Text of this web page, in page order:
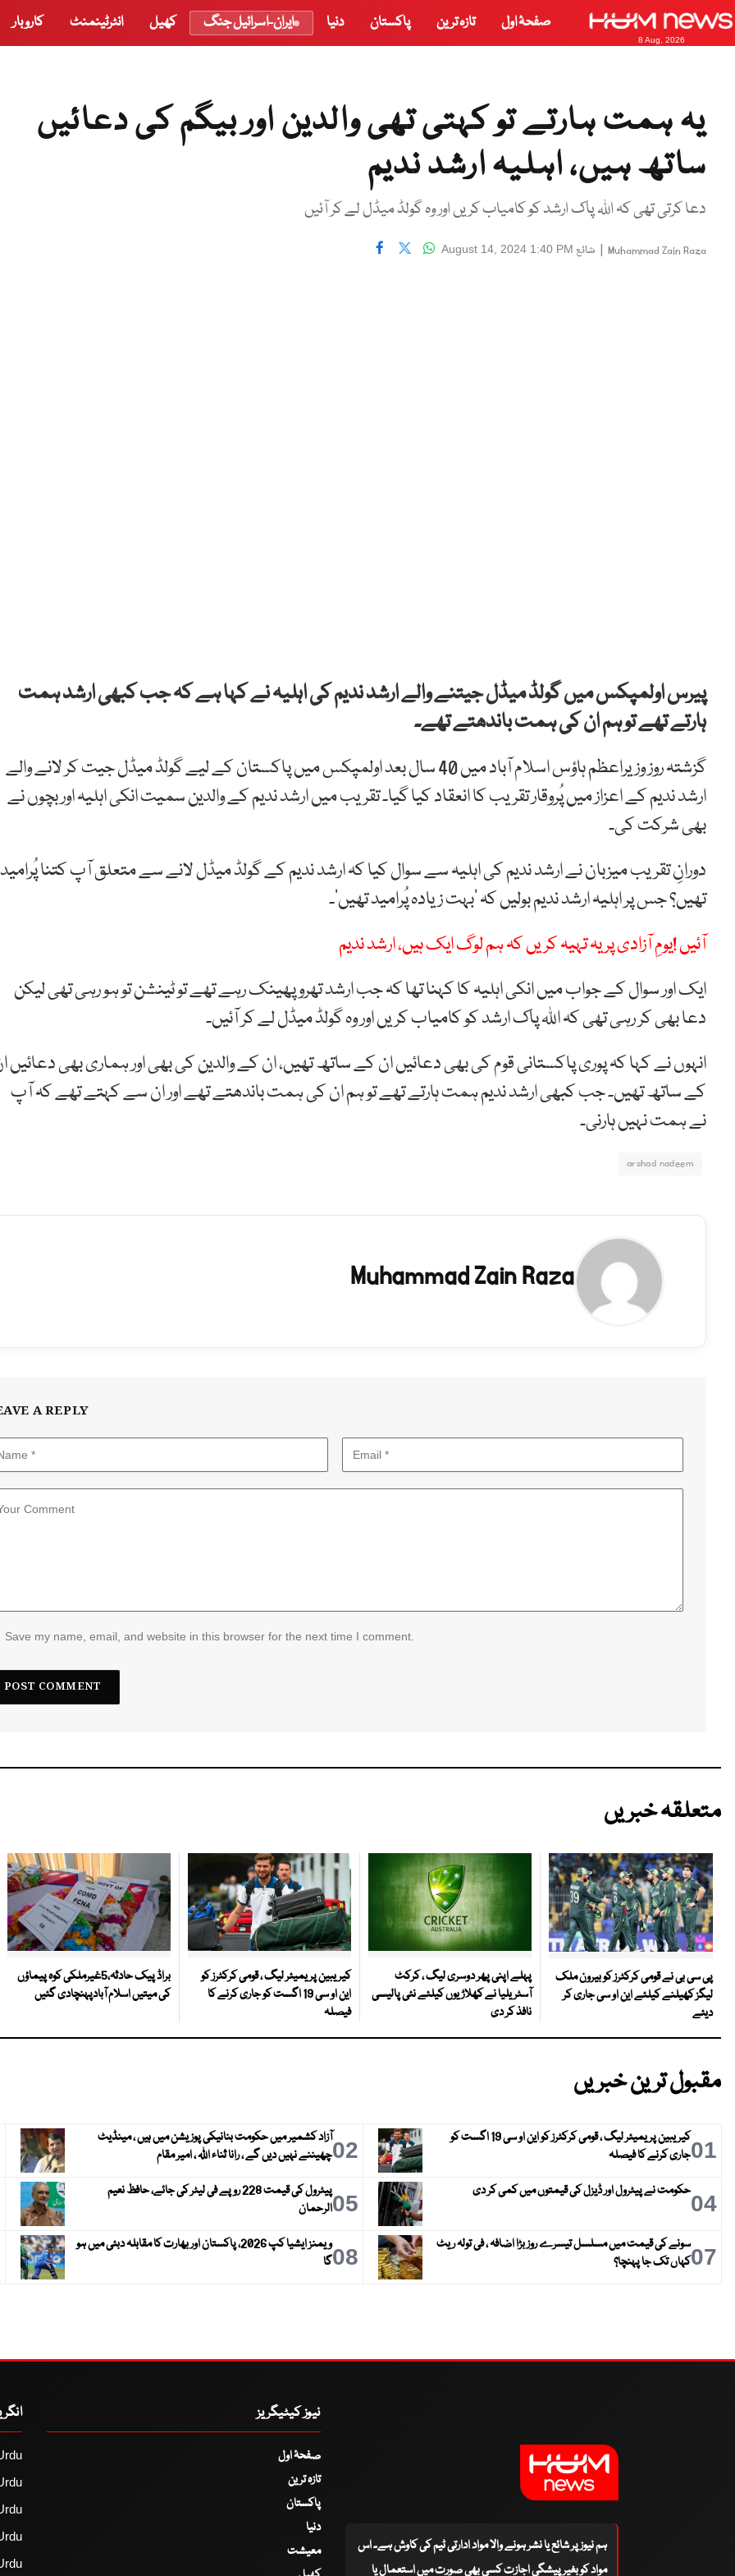
8 Aug, 2026
صفحۂ اول تازہ ترین پاکستان دنیا ایران-اسرائیل جنگ کھیل انٹرٹینمنٹ کاروبار
یہ ہمت ہارتے تو کہتی تھی والدین اور بیگم کی دعائیں
ساتھ ہیں، اہلیہ ارشد ندیم
دعا کرتی تھی کہ اللہ پاک ارشد کو کامیاب کریں اور وہ گولڈ میڈل لے کر آئیں
Muhammad Zain Raza
| شائع August 14, 2024 1:40 PM
پیرس اولمپکس میں گولڈ میڈل جیتنے والے ارشد ندیم کی اہلیہ نے کہا ہے کہ جب کبھی ارشد ہمت
ہارتے تھے تو ہم ان کی ہمت باندھتے تھے۔
گزشتہ روز وزیراعظم ہاؤس اسلام آباد میں 40 سال بعد اولمپکس میں پاکستان کے لیے گولڈ میڈل جیت کر لانے والے
ارشد ندیم کے اعزاز میں پُروقار تقریب کا انعقاد کیا گیا۔ تقریب میں ارشد ندیم کے والدین سمیت انکی اہلیہ اور بچوں نے
بھی شرکت کی۔
دورانِ تقریب میزبان نے ارشد ندیم کی اہلیہ سے سوال کیا کہ ارشد ندیم کے گولڈ میڈل لانے سے متعلق آپ کتنا پُرامید
تھیں؟ جس پر اہلیہ ارشد ندیم بولیں کہ ‘بہت زیادہ پُرامید تھیں’۔
آئیں !یومِ آزادی پر یہ تہیہ کریں کہ ہم لوگ ایک ہیں، ارشد ندیم
ایک اور سوال کے جواب میں انکی اہلیہ کا کہنا تھا کہ جب ارشد تھرو پھینک رہے تھے تو ٹینشن تو ہو رہی تھی لیکن
دعا بھی کر رہی تھی کہ اللہ پاک ارشد کو کامیاب کریں اور وہ گولڈ میڈل لے کر آئیں۔
انہوں نے کہا کہ پوری پاکستانی قوم کی بھی دعائیں ان کے ساتھ تھیں، ان کے والدین کی بھی اور ہماری بھی دعائیں
کے ساتھ تھیں۔ جب کبھی ارشد ندیم ہمت ہارتے تھے تو ہم ان کی ہمت باندھتے تھے اور ان سے کہتے تھے کہ آپ
نے ہمت نہیں ہارنی۔
arshad nadeem
Muhammad Zain Raza
A REPLY
Save my name, email, and website in this browser for the next time I comment.
متعلقہ خبریں
پی سی بی نے قومی کرکٹرز کو بیرون ملک
لیگز کھیلنے کیلئے این او سی جاری کر
دیئے
پہلے اپنی پھر دوسری لیگ ، کرکٹ
آسٹریلیا نے کھلاڑیوں کیلئے نئی پالیسی
نافذ کر دی
کیریبین پریمیئر لیگ ، قومی کرکٹرز کو
این او سی 19 اگست کو جاری کرنے کا
فیصلہ
براڈ پیک حادثہ،5غیرملکی کوہ پیماؤں
کی میتیں اسلام آبادپہنچادی گئیں
مقبول ترین خبریں
01
کیریبین پریمیئر لیگ ، قومی کرکٹرز کو این او سی 19 اگست کو
جاری کرنے کا فیصلہ
02آزاد کشمیر میں حکومت بنانیکی پوزیشن میں ہیں ، مینڈیٹ
چھیننے نہیں دیں گے ، رانا ثناء اللہ ، امیر مقام
04حکومت نے پیٹرول اور ڈیزل کی قیمتوں میں کمی کر دی 05
پیٹرول کی قیمت 228 روپے فی لیٹر کی جائے، حافظ نعیم
الرحمان
07سونے کی قیمت میں مسلسل تیسرے روز بڑا اضافہ ، فی تولہ ریٹ
کہاں تک جا پہنچا؟
08
ویمنز ایشیا کپ 2026، پاکستان اور بھارت کا مقابلہ دبئی میں ہو
گا
ہم نیوز پر شائع یا نشر ہونے والا مواد ادارتی ٹیم کی کاوش ہے۔ اس
مواد کو بغیر پیشگی اجازت کسی بھی صورت میں استعمال یا
نیوز کیٹیگریز
صفحۂ اول
تازہ ترین
پاکستان
دنیا
معیشت